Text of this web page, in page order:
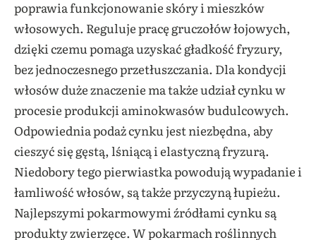
poprawia funkcjonowanie skóry i mieszków
włosowych. Reguluje pracę gruczołów łojowych,
dzięki czemu pomaga uzyskać gładkość fryzury,
bez jednoczesnego przetłuszczania. Dla kondycji
włosów duże znaczenie ma także udział cynku w
procesie produkcji aminokwasów budulcowych.
Odpowiednia podaż cynku jest niezbędna, aby
cieszyć się gęstą, lśniącą i elastyczną fryzurą.
Niedobory tego pierwiastka powodują wypadanie i
łamliwość włosów, są także przyczyną łupieżu.
Najlepszymi pokarmowymi źródłami cynku są
produkty zwierzęce. W pokarmach roślinnych